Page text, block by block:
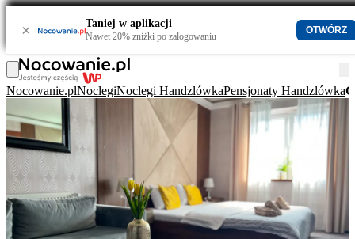
× Taniej w aplikacji
Nawet 20% zniżki po zalogowaniu
OTWÓRZ
Nocowanie.plNoclegiNoclegi HandzlówkaPensjonaty Handzlówka